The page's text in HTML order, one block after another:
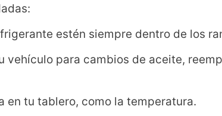
estén siempre dentro de los
vehículo para cambios de aceite,
en tu tablero, como la temperatura.